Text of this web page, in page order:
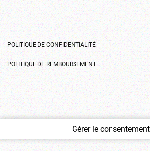
POLITIQUE DE CONFIDENTIALITÉ
POLITIQUE DE REMBOURSEMENT
Gérer le consentement